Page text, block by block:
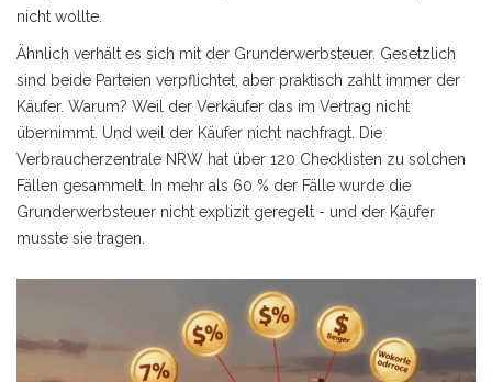
nicht wollte.
Ähnlich verhält es sich mit der Grunderwerbsteuer. Gesetzlich
sind beide Parteien verpflichtet, aber praktisch zahlt immer der
Käufer. Warum? Weil der Verkäufer das im Vertrag nicht
übernimmt. Und weil der Käufer nicht nachfragt. Die
Verbraucherzentrale NRW hat über 120 Checklisten zu solchen
Fällen gesammelt. In mehr als 60 % der Fälle wurde die
Grunderwerbsteuer nicht explizit geregelt - und der Käufer
musste sie tragen.